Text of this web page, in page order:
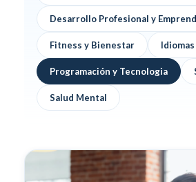
Desarrollo Profesional y
Fitness y Bienestar Idiomas
Programación y Tecnologia
Salud Mental